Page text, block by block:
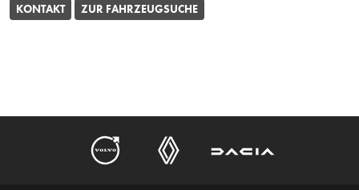
KONTAKT ZUR FAHRZEUGSUCHE